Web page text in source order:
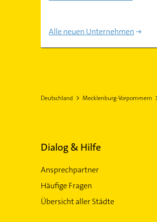
Alle neuen Unternehmen
Deutschland Mecklenburg-Vorpommern
Dialog & Hilfe
Ansprechpartner
Häufige Fragen
Übersicht aller Städte